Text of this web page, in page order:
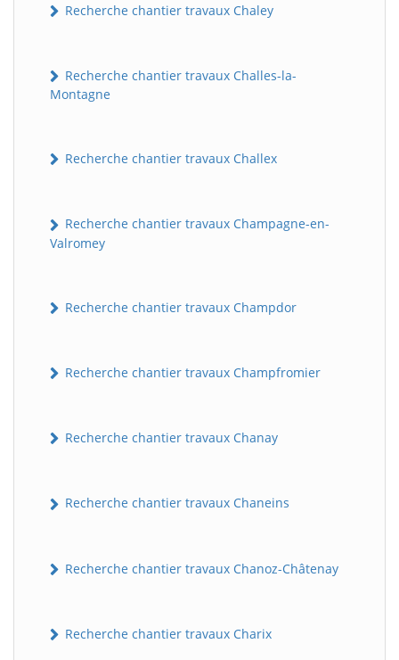
Recherche chantier travaux Chaley
Recherche chantier travaux Challes-la-
Montagne
Recherche chantier travaux Challex
Recherche chantier travaux Champagne-en-
Valromey
Recherche chantier travaux Champdor
Recherche chantier travaux Champfromier
Recherche chantier travaux Chanay
Recherche chantier travaux Chaneins
Recherche chantier travaux Chanoz-Châtenay
Recherche chantier travaux Charix